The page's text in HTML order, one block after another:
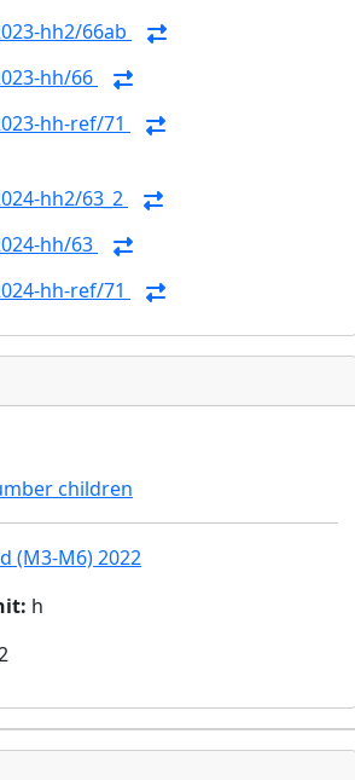
hh2/66ab
hh/66
hh-ref/71
hh2/63_2
hh/63
hh-ref/71
children
(M3-M6) 2022
: h